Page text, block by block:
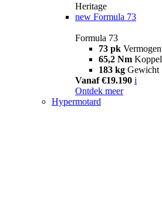
Heritage
new Formula 73
Formula 73
73 pk Vermogen
65,2 Nm Koppel
183 kg Gewicht
Vanaf €19.190 i
Ontdek meer
Hypermotard